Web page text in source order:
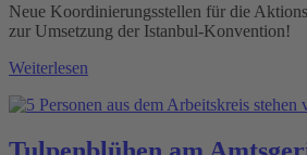
Neue Koordinierungsstellen für die
zur Umsetzung der Istanbul-Konvention!
Weiterlesen